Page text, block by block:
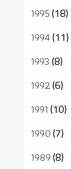
1995(18)
1994(11)
1993 (8)
1992(6)
1991 (10)
1990(7)
1989(8)